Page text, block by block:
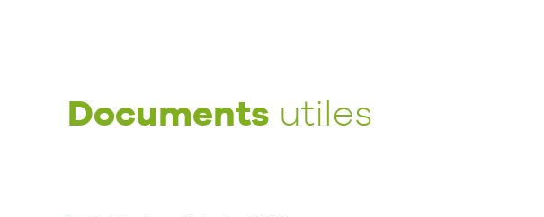
Documents utiles